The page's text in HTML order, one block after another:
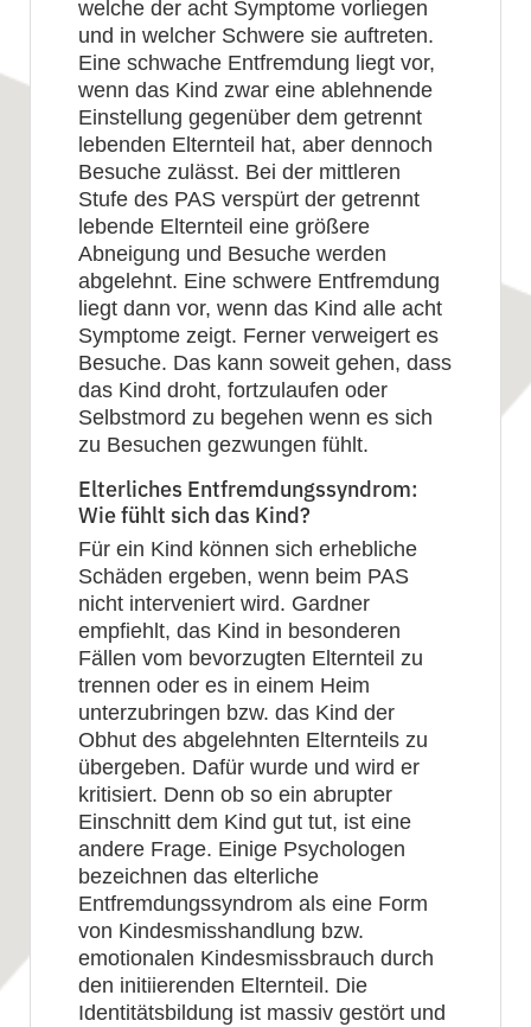
welche der acht Symptome vorliegen
und in welcher Schwere sie auftreten.
Eine schwache Entfremdung liegt vor,
wenn das Kind zwar eine ablehnende
Einstellung gegenüber dem getrennt
lebenden Elternteil hat, aber dennoch
Besuche zulässt. Bei der mittleren
Stufe des PAS verspürt der getrennt
lebende Elternteil eine größere
Abneigung und Besuche werden
abgelehnt. Eine schwere Entfremdung
liegt dann vor, wenn das Kind alle acht
Symptome zeigt. Ferner verweigert es
Besuche. Das kann soweit gehen, dass
das Kind droht, fortzulaufen oder
Selbstmord zu begehen wenn es sich
zu Besuchen gezwungen fühlt.
Elterliches Entfremdungssyndrom:
Wie fühlt sich das Kind?
Für ein Kind können sich erhebliche
Schäden ergeben, wenn beim PAS
nicht interveniert wird. Gardner
empfiehlt, das Kind in besonderen
Fällen vom bevorzugten Elternteil zu
trennen oder es in einem Heim
unterzubringen bzw. das Kind der
Obhut des abgelehnten Elternteils zu
übergeben. Dafür wurde und wird er
kritisiert. Denn ob so ein abrupter
Einschnitt dem Kind gut tut, ist eine
andere Frage. Einige Psychologen
bezeichnen das elterliche
Entfremdungssyndrom als eine Form
von Kindesmisshandlung bzw.
emotionalen Kindesmissbrauch durch
den initiierenden Elternteil. Die
Identitätsbildung ist massiv gestört und